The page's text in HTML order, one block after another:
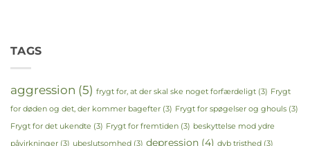
TAGS
aggression (5) frygt for, at der skal ske noget forfærdeligt (3) Frygt
for døden og det, der kommer bagefter (3) Frygt for spøgelser og ghouls (3)
Frygt for det ukendte (3) Frygt for fremtiden (3) beskyttelse mod ydre
påvirkninger (3) ubeslutsomhed (3) depression (4) dyb tristhed (3)